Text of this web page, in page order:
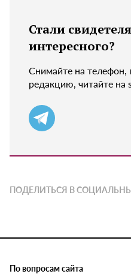
Стали
интересного?
Снимайте на телефон,
редакцию, читайте на
ПОДЕЛИТЬСЯ В
По вопросам сайта